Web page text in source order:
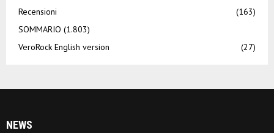
Recensioni
(163)
SOMMARIO (1.803)
VeroRock English version
(27)
NEWS